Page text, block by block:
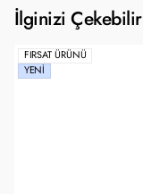
İlginizi Çekebilir
FIRSAT ÜRÜNÜ
YENI